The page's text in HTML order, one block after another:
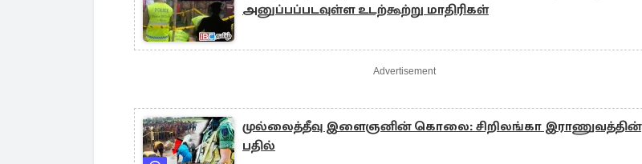
அனுப்பப்படவுள்ள உடற்கூற்று மாதிரிகள்
Advertisement
முல்லைத்தீவு இளைஞனின் கொலை: சிறிலங்கா இராணுவத்தின்
பதில்